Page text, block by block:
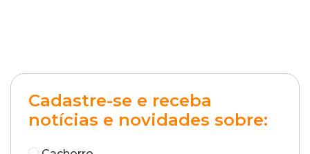
Cadastre-se e receba
notícias e novidades sobre: